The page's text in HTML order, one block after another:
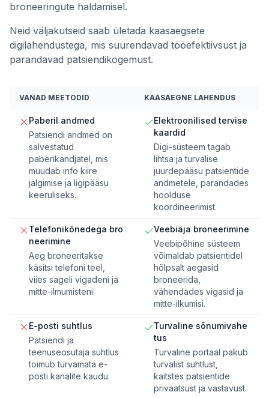
broneeringute haldamisel.
Neid väljakutseid saab ületada kaasaegsete
digilahendustega, mis suurendavad tööefektiivsust ja
parandavad patsiendikogemust.
VANAD MEETODID KAASAEGNE LAHENDUS
Paberil andmed
Patsiendi andmed on
salvestatud
paberikandjatel, mis
muudab info kiire
jälgimise ja ligipääsu
keeruliseks.
Elektroonilised tervise
kaardid
Digi-süsteem tagab
lihtsa ja turvalise
juurdepääsu patsientide
andmetele, parandades
hoolduse
koordineerimist.
Telefonikõnedega bro
neerimine
Aeg broneeritakse
käsitsi telefoni teel,
viies sageli vigadeni ja
mitte-ilmumisteni.
Veebiaja broneerimine
Veebipõhine süsteem
võimaldab patsientidel
hõlpsalt aegasid
broneerida,
vähendades vigasid ja
mitte-ilkumisi.
E-posti suhtlus
Patsiendi ja
teenuseosutaja suhtlus
toimub turvamata e-
posti kanalite kaudu.
Turvaline sõnumivahe
tus
Turvaline portaal pakub
turvalist suhtlust,
kaitstes patsientide
privaatsust ja vastavust.